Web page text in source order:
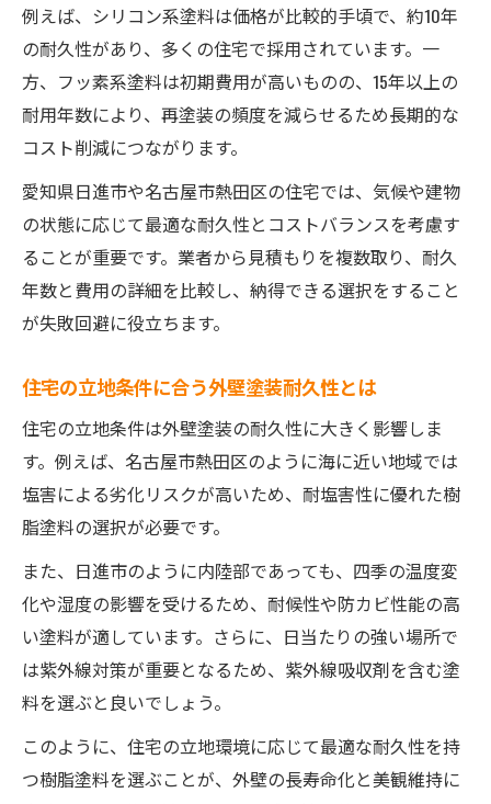
例えば、シリコン系塗料は価格が比較的手頃で、約10年
の耐久性があり、多くの住宅で採用されています。一
方、フッ素系塗料は初期費用が高いものの、15年以上の
耐用年数により、再塗装の頻度を減らせるため長期的な
コスト削減につながります。
愛知県日進市や名古屋市熱田区の住宅では、気候や建物
の状態に応じて最適な耐久性とコストバランスを考慮す
ることが重要です。業者から見積もりを複数取り、耐久
年数と費用の詳細を比較し、納得できる選択をすること
が失敗回避に役立ちます。
住宅の立地条件に合う外壁塗装耐久性とは
住宅の立地条件は外壁塗装の耐久性に大きく影響しま
す。例えば、名古屋市熱田区のように海に近い地域では
塩害による劣化リスクが高いため、耐塩害性に優れた樹
脂塗料の選択が必要です。
また、日進市のように内陸部であっても、四季の温度変
化や湿度の影響を受けるため、耐候性や防カビ性能の高
い塗料が適しています。さらに、日当たりの強い場所で
は紫外線対策が重要となるため、紫外線吸収剤を含む塗
料を選ぶと良いでしょう。
このように、住宅の立地環境に応じて最適な耐久性を持
つ樹脂塗料を選ぶことが、外壁の長寿命化と美観維持に